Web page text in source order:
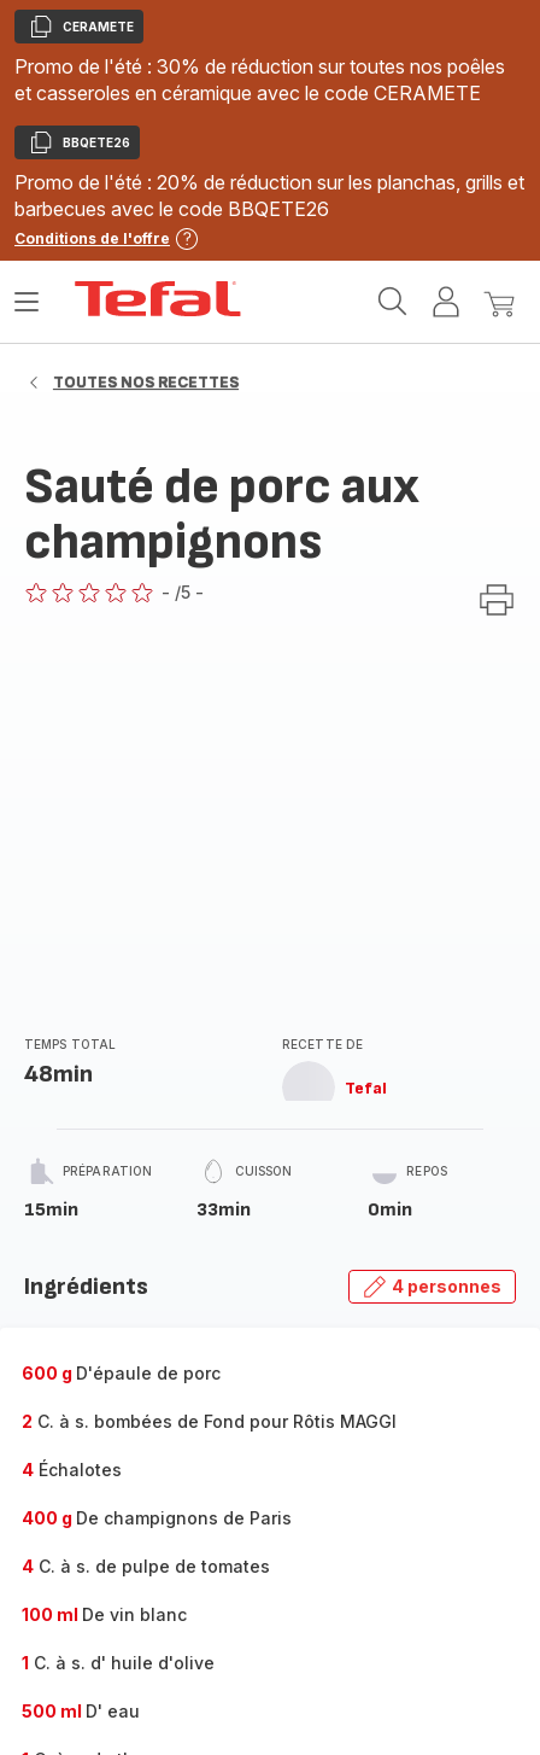
Copier
CERAMETE
Promo de l'été : 30% de réduction sur toutes nos poêles
et casseroles en céramique avec le code CERAMETE
Copier
BBQETE26
Promo de l'été : 20% de réduction sur les planchas, grills et
barbecues avec le code BBQETE26
Conditions de l'offre
MonMon
Ouvrir
TOUTES NOS RECETTES
Sauté de porc aux
champignons
- /5 -
TEMPS TOTAL
48min
RECETTE DE
Tefal
PRÉPARATION
15min
CUISSON
33min
REPOS
0min
Ingrédients 4 personnes
600 g D'épaule de porc
2 C. à s. bombées de Fond pour Rôtis MAGGI
4 Échalotes
400 g De champignons de Paris
4 C. à s. de pulpe de tomates
100 ml De vin blanc
1 C. à s. d' huile d'olive
500 ml D' eau